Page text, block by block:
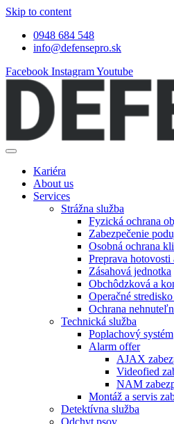
Skip to content
0948 684 548
info@defensepro.sk
Facebook InstagramYoutube
Kariéra
About us
Services
Strážna služba
Fyzická ochrana
Zabezpečenie
Osobná ochrana
Preprava hotovosti
Zásahová jednotka
Obchôdzková a
Operačné
Ochrana
Technická služba
Poplachový systém
Alarm offer
AJAX
Videofied
NAM
Montáž a servis
Detektívna služba
Odchyt psov